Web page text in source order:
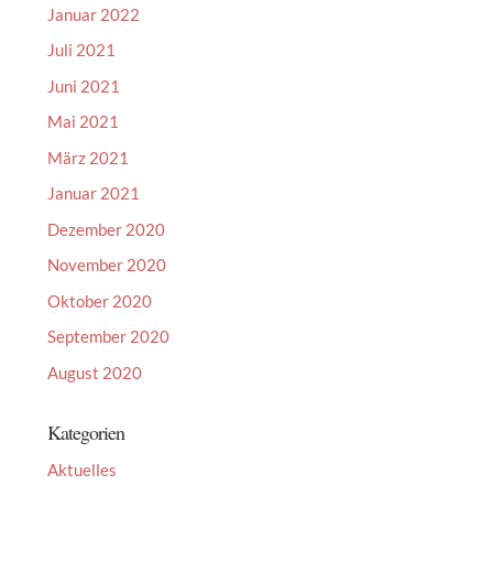
Januar 2022
Juli 2021
Juni 2021
Mai 2021
März 2021
Januar 2021
Dezember 2020
November 2020
Oktober 2020
September 2020
August 2020
Kategorien
Aktuelles